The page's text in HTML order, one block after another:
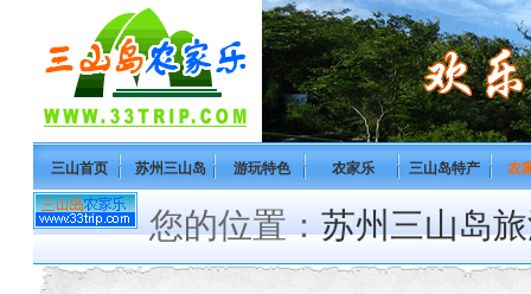
三山首页 苏州三山岛 游玩特色 农家乐 三山岛特产 农
您的位置：苏州三山岛